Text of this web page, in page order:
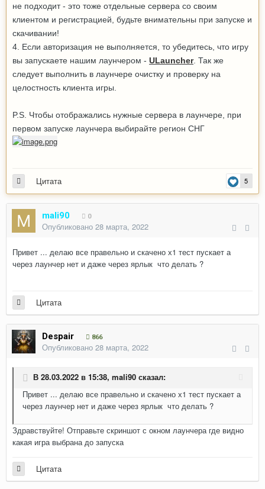
не подходит - это тоже отдельные сервера со своим
клиентом и регистрацией, будьте внимательны при запуске и
скачивании!
4. Если авторизация не выполняется, то убедитесь, что игру
вы запускаете нашим лаунчером - ULauncher. Так же
следует выполнить в лаунчере очистку и проверку на
целостность клиента игры.
P.S. Чтобы отображались нужные сервера в лаунчере, при
первом запуске лаунчера выбирайте регион СНГ
5
Цитата
mali90 0
Опубликовано 28 марта, 2022
Привет ... делаю все правельно и скачено х1 тест пускает а
через лаунчер нет и даже через ярлык что делать ?
Цитата
Despair 866
Опубликовано 28 марта, 2022
В 28.03.2022 в 15:38, mali90 сказал:
Привет ... делаю все правельно и скачено х1 тест пускает а
через лаунчер нет и даже через ярлык что делать ?
Здравствуйте! Отправьте скриншот с окном лаунчера где видно
какая игра выбрана до запуска
Цитата